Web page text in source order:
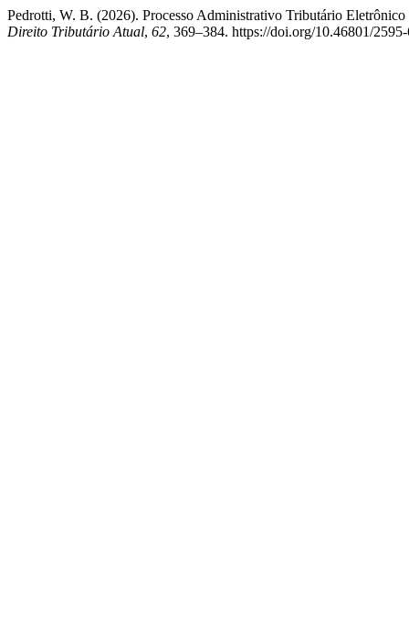
Pedrotti, W. B. (2026). Processo Administrativo Tributário
Direito Tributário Atual, 62, 369–384. https://doi.org/10.46801/